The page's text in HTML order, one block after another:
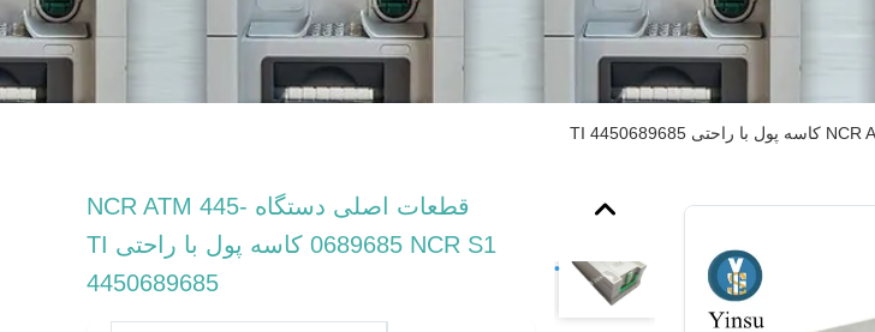
قطعات اصلی دستگاه NCR ATM 445-
0689685 NCR S1 کاسه پول با راحتی TI
4450689685